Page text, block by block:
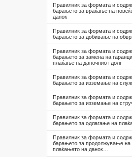
Правилник за формата и
барањето за враќање на
данок
Правилник за формата и
барањето за добивање на
Правилник за формата и
барањето за замена на
плаќање на даночниот долг
Правилник за формата и
барањето за изземање на
Правилник за формата и
барањето за изземање на
Правилник за формата и
барањето за одлагање на
Правилник за формата и
барањето за продолжување на
плаќањето на данок…